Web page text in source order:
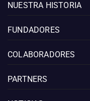
NUESTRA HISTORIA
FUNDADORES
COLABORADORES
PARTNERS